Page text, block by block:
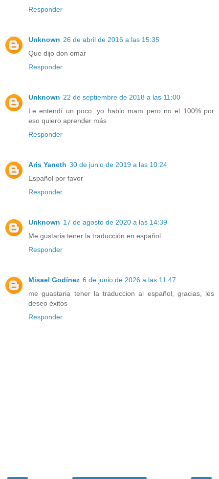
Responder
Unknown 26 de abril de 2016 a las 15:35
Que dijo don omar
Responder
Unknown 22 de septiembre de 2018 a las 11:00
Le entendí un poco, yo hablo mam pero no el 100% por
eso quiero aprender más
Responder
Aris Yaneth 30 de junio de 2019 a las 10:24
Español por favor
Responder
Unknown 17 de agosto de 2020 a las 14:39
Me gustaria tener la traducción en español
Responder
Misael Godínez 6 de junio de 2026 a las 11:47
me guastaria tener la traduccion al español, gracias, les
deseo éxitos
Responder